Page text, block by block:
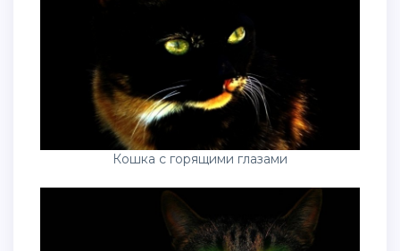
Кошка с горящими глазами